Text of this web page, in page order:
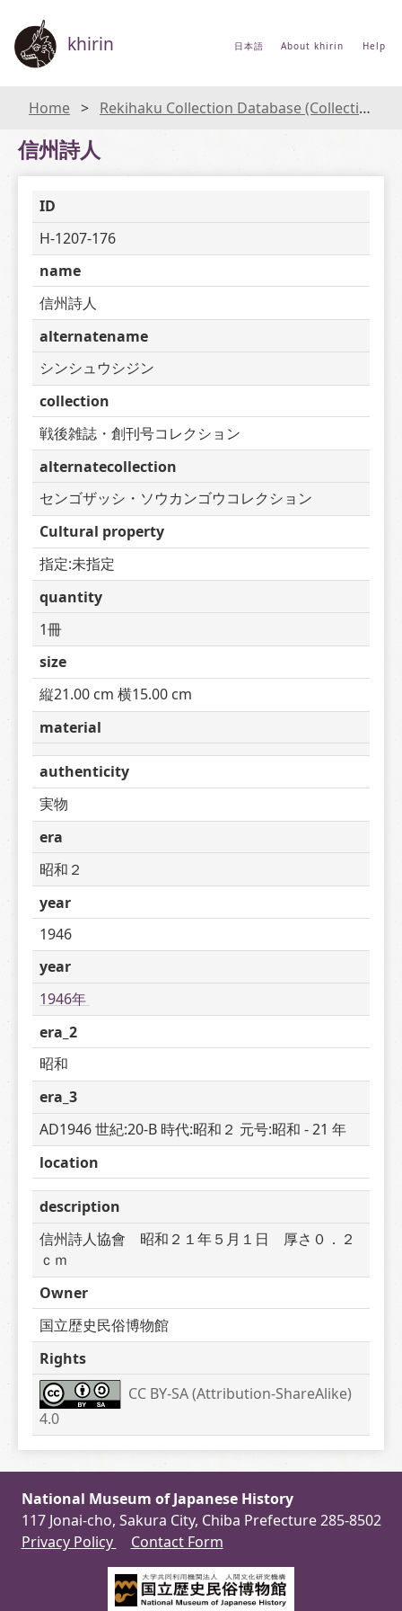
khirin 日本語 About khirin Help
Home Rekihaku Collection Database (Collections Database of the National Museum of Japanese History)
信州詩人
ID
H-1207-176
name
信州詩人
alternatename
シンシュウシジン
collection
戦後雑誌・創刊号コレクション
alternatecollection
センゴザッシ・ソウカンゴウコレクション
Cultural property
指定:未指定
quantity
1冊
size
縦21.00 cm 横15.00 cm
material
authenticity
実物
era
昭和２
year
1946
year
1946年
era_2
昭和
era_3
AD1946 世紀:20-B 時代:昭和２ 元号:昭和 - 21 年
location
description
信州詩人協會　昭和２１年５月１日　厚さ０．２
ｃｍ
Owner
国立歴史民俗博物館
Rights
CC BY-SA (Attribution-ShareAlike)
4.0
National Museum of Japanese History
117 Jonai-cho, Sakura City, Chiba Prefecture 285-8502
Privacy Policy
Contact Form